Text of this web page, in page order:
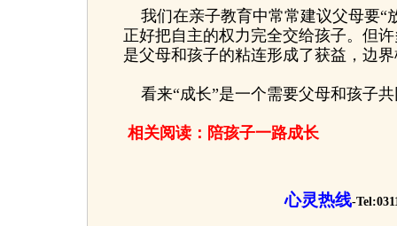
我们在亲子教育中常常建议父母要“
正好把自主的权力完全交给孩子。但
是父母和孩子的粘连形成了获益，边
看来“成长”是一个需要父母和孩子
相关阅读： 陪孩子一路成长
心灵热线-